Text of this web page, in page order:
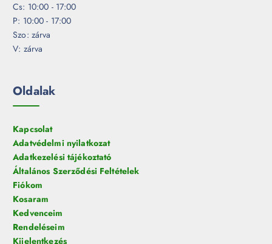
Cs: 10:00 - 17:00
P: 10:00 - 17:00
Szo: zárva
V: zárva
Oldalak
Kapcsolat
Adatvédelmi nyilatkozat
Adatkezelési tájékoztató
Általános Szerződési Feltételek
Fiókom
Kosaram
Kedvenceim
Rendeléseim
Kijelentkezés